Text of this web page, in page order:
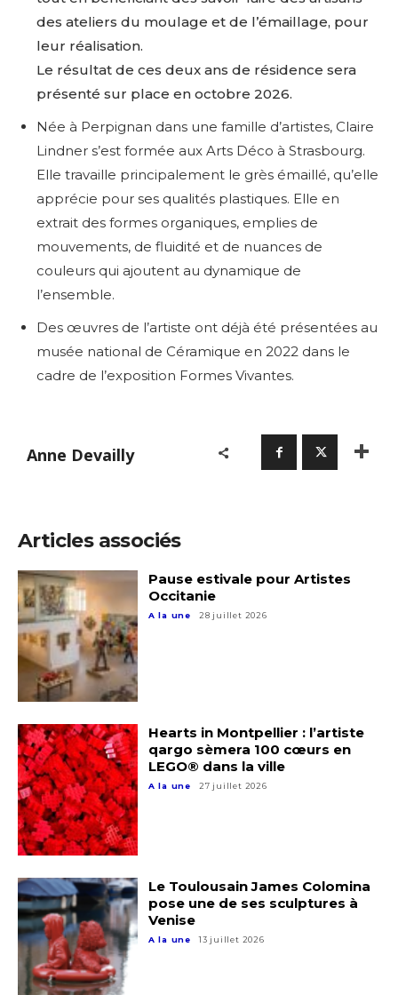
Adresse email*
Nom
Prénom
J'accepte lestermes et conditions
* Champ obligatoire
Adresse email*
Nom
Prénom
Statut / Organisation
J'accepte lestermes et conditions
* Champ obligatoire
des ateliers du moulage et de l’émaillage, pour
leur réalisation.
Le résultat de ces deux ans de résidence sera
présenté sur place en octobre 2026.
Née à Perpignan dans une famille d’artistes, Claire
Lindner s’est formée aux Arts Déco à Strasbourg.
Elle travaille principalement le grès émaillé, qu’elle
apprécie pour ses qualités plastiques. Elle en
extrait des formes organiques, emplies de
mouvements, de fluidité et de nuances de
couleurs qui ajoutent au dynamique de
l’ensemble.
Des œuvres de l’artiste ont déjà été présentées au
musée national de Céramique en 2022 dans le
cadre de l’exposition Formes Vivantes.
Anne Devailly
Articles associés
Pause estivale pour Artistes
Occitanie
A la une 28 juillet 2026
Hearts in Montpellier : l’artiste
qargo sèmera 100 cœurs en
LEGO® dans la ville
A la une 27 juillet 2026
Le Toulousain James Colomina
pose une de ses sculptures à
Venise
A la une 13 juillet 2026